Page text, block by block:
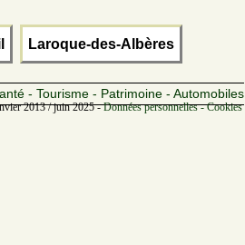
Laroque-des-Albères
- Tourisme - Patrimoine - Automobiles
2013 / juin 2025 -Données personnelles -